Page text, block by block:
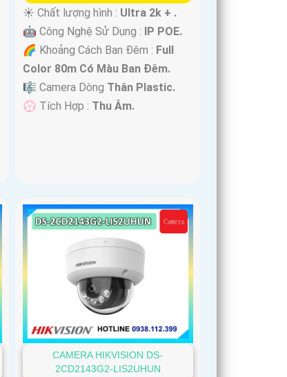
☀️ Chất lượng hình : Ultra 2k + .
🤖️ Công Nghệ Sử Dụng : IP POE.
🌈 Khoảng Cách Ban Đêm : Full
Color 80m Có Màu Ban Ðêm.
🎼️ Camera Dòng Thân Plastic.
️💮 Tích Hợp : Thu Âm.
CAMERA HIKVISION DS-
2CD2143G2-LIS2UHUN